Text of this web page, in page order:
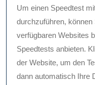
Um einen Speedtest
durchzuführen,
verfügbaren Websites
Speedtests anbieten.
der Website, um den
dann automatisch Ihre